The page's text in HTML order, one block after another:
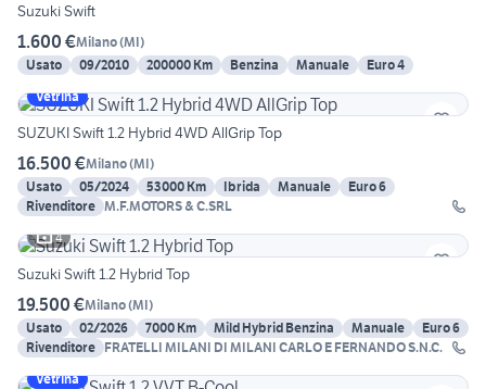
Suzuki Swift
1.600 €Milano(MI)
Usato
09/2010 200000 Km Benzina Manuale
Euro 4
Vetrina
SUZUKI Swift 1.2 Hybrid 4WD AllGrip Top
16.500 €Milano(MI)
Usato
05/2024 53000 Km Ibrida Manuale
Euro 6
Rivenditore M.F.MOTORS & C.SRL
4
Suzuki Swift 1.2 Hybrid Top
19.500 €Milano(MI)
Usato
02/2026 7000 Km Mild Hybrid Benzina Manuale
Euro 6
Rivenditore FRATELLI MILANI DI MILANI CARLO E FERNANDO S.N.C.
Vetrina